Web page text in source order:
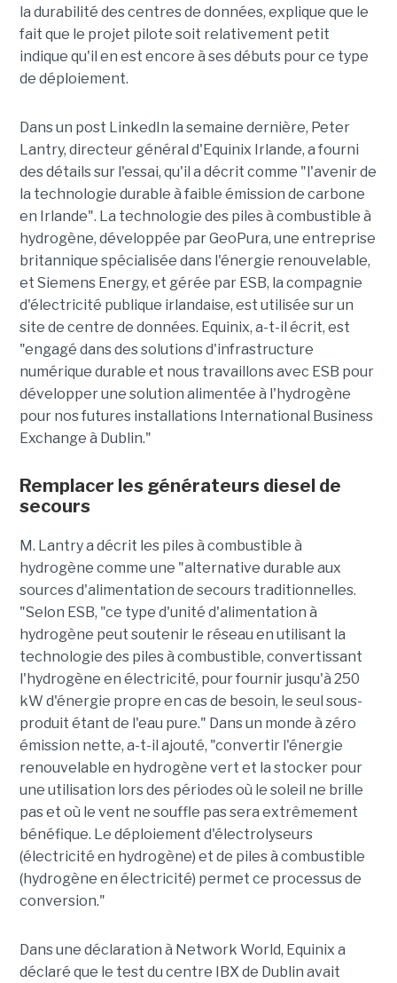
la durabilité des centres de données, explique que le
fait que le projet pilote soit relativement petit
indique qu'il en est encore à ses débuts pour ce type
de déploiement.
Dans un post LinkedIn la semaine dernière, Peter
Lantry, directeur général d'Equinix Irlande, a fourni
des détails sur l'essai, qu'il a décrit comme "l'avenir de
la technologie durable à faible émission de carbone
en Irlande". La technologie des piles à combustible à
hydrogène, développée par GeoPura, une entreprise
britannique spécialisée dans l'énergie renouvelable,
et Siemens Energy, et gérée par ESB, la compagnie
d'électricité publique irlandaise, est utilisée sur un
site de centre de données. Equinix, a-t-il écrit, est
"engagé dans des solutions d'infrastructure
numérique durable et nous travaillons avec ESB pour
développer une solution alimentée à l'hydrogène
pour nos futures installations International Business
Exchange à Dublin."
Remplacer les générateurs diesel de
secours
M. Lantry a décrit les piles à combustible à
hydrogène comme une "alternative durable aux
sources d'alimentation de secours traditionnelles.
"Selon ESB, "ce type d'unité d'alimentation à
hydrogène peut soutenir le réseau en utilisant la
technologie des piles à combustible, convertissant
l'hydrogène en électricité, pour fournir jusqu'à 250
kW d'énergie propre en cas de besoin, le seul sous-
produit étant de l'eau pure." Dans un monde à zéro
émission nette, a-t-il ajouté, "convertir l'énergie
renouvelable en hydrogène vert et la stocker pour
une utilisation lors des périodes où le soleil ne brille
pas et où le vent ne souffle pas sera extrêmement
bénéfique. Le déploiement d'électrolyseurs
(électricité en hydrogène) et de piles à combustible
(hydrogène en électricité) permet ce processus de
conversion."
Dans une déclaration à Network World, Equinix a
déclaré que le test du centre IBX de Dublin avait